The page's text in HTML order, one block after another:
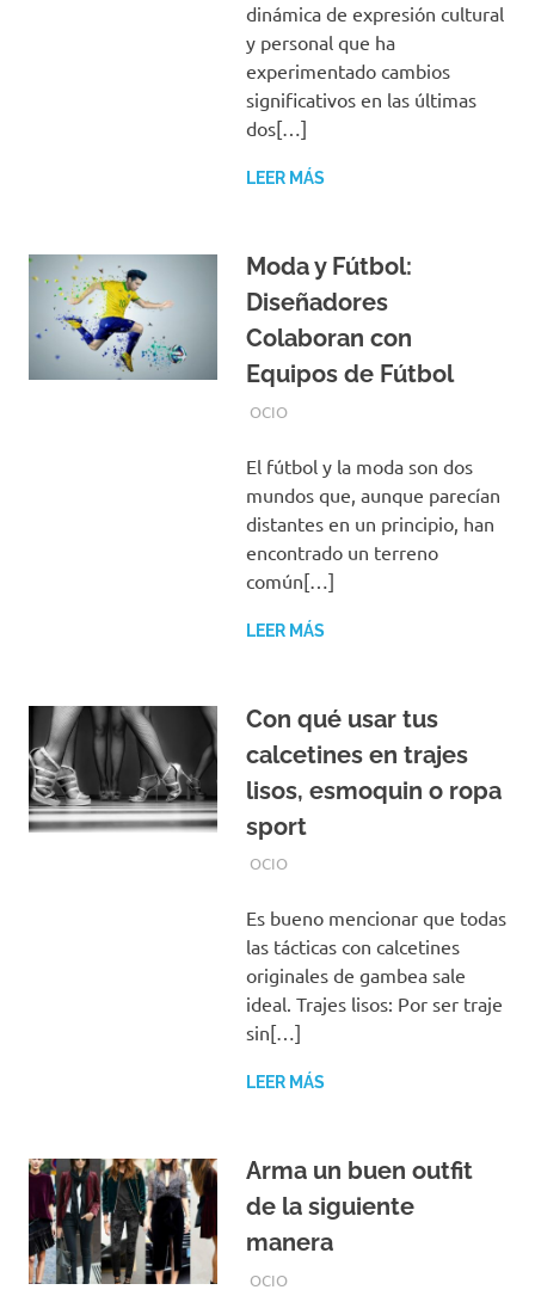
dinámica de expresión cultural
y personal que ha
experimentado cambios
significativos en las últimas
dos[…]
LEER MÁS
Moda y Fútbol:
Diseñadores
Colaboran con
Equipos de Fútbol
SEPTIEMBRE 4, 2024
EQUIPO DE REDACCIÓN
OCIO
El fútbol y la moda son dos
mundos que, aunque parecían
distantes en un principio, han
encontrado un terreno
común[…]
LEER MÁS
Con qué usar tus
calcetines en trajes
lisos, esmoquin o ropa
sport
JUNIO 18, 2019
EQUIPO DE REDACCIÓN
OCIO
Es bueno mencionar que todas
las tácticas con calcetines
originales de gambea sale
ideal. Trajes lisos: Por ser traje
sin[…]
LEER MÁS
Arma un buen outfit
de la siguiente
manera
MAYO 26, 2019
EQUIPO DE REDACCIÓN
OCIO